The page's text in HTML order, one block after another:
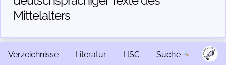
Mittelalters
Verzeichnisse Literatur HSC Suche